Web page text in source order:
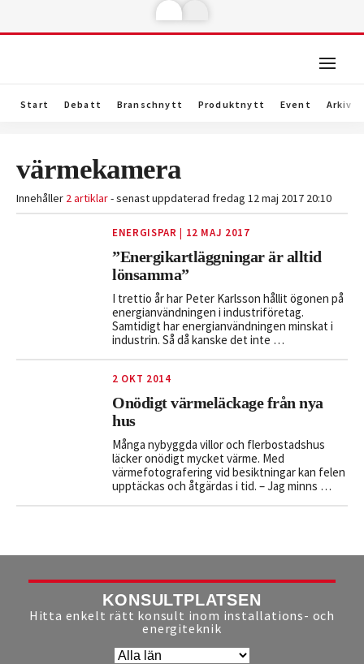
Start Debatt Branschnytt Produktnytt Event Arkiv
värmekamera
Innehåller 2 artiklar- senast uppdaterad fredag 12 maj 2017 20:10
ENERGISPAR| 12 MAJ 2017
”Energikartläggningar är alltid
lönsamma”
I trettio år har Peter Karlsson hållit ögonen på
energi­användningen i industriföretag.
Samtidigt har energianvändningen minskat i
industrin. Så då kanske det inte …
2 OKT 2014
Onödigt värmeläckage från nya
hus
Många nybyggda villor och flerbostadshus
läcker onödigt mycket värme. Med
värmefotografering vid besiktningar kan felen
upptäckas och åtgärdas i tid. – Jag minns …
KONSULTPLATSEN
Hitta enkelt rätt konsult inom installations- och
energiteknik